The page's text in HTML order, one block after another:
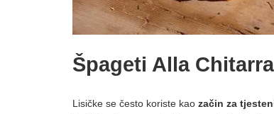
Špageti Alla
Lisičke se često koriste kao začin za